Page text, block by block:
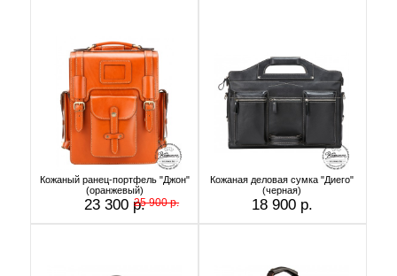
Кожаный ранец-портфель "Джон"
(оранжевый)
23 300 р.25 900 р.
Кожаная деловая сумка "Диего"
(черная)
18 900 р.